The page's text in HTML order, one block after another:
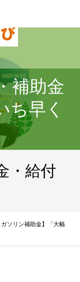
補助金
ち早く
・給付
ガソリン補助金】「大幅